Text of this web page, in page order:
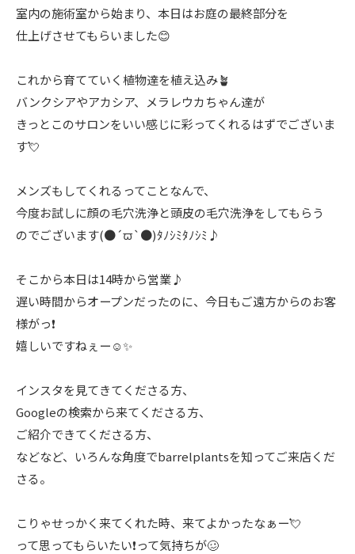
室内の施術室から始まり、本日はお庭の最終部分を
仕上げさせてもらいました😊
これから育てていく植物達を植え込み🪴
バンクシアやアカシア、メラレウカちゃん達が
きっとこのサロンをいい感じに彩ってくれるはずでございま
す💘
メンズもしてくれるってことなんで、
今度お試しに顔の毛穴洗浄と頭皮の毛穴洗浄をしてもらう
のでございます(●´ϖ`●)ﾀﾉｼﾐﾀﾉｼﾐ♪
そこから本日は14時から営業♪
遅い時間からオープンだったのに、今日もご遠方からのお客
様がっ❗️
嬉しいですねぇー☺️✨
インスタを見てきてくださる方、
Googleの検索から来てくださる方、
ご紹介できてくださる方、
などなど、いろんな角度でbarrelplantsを知ってご来店くだ
さる。
こりゃせっかく来てくれた時、来てよかったなぁー💘
って思ってもらいたい❗️って気持ちが🥴